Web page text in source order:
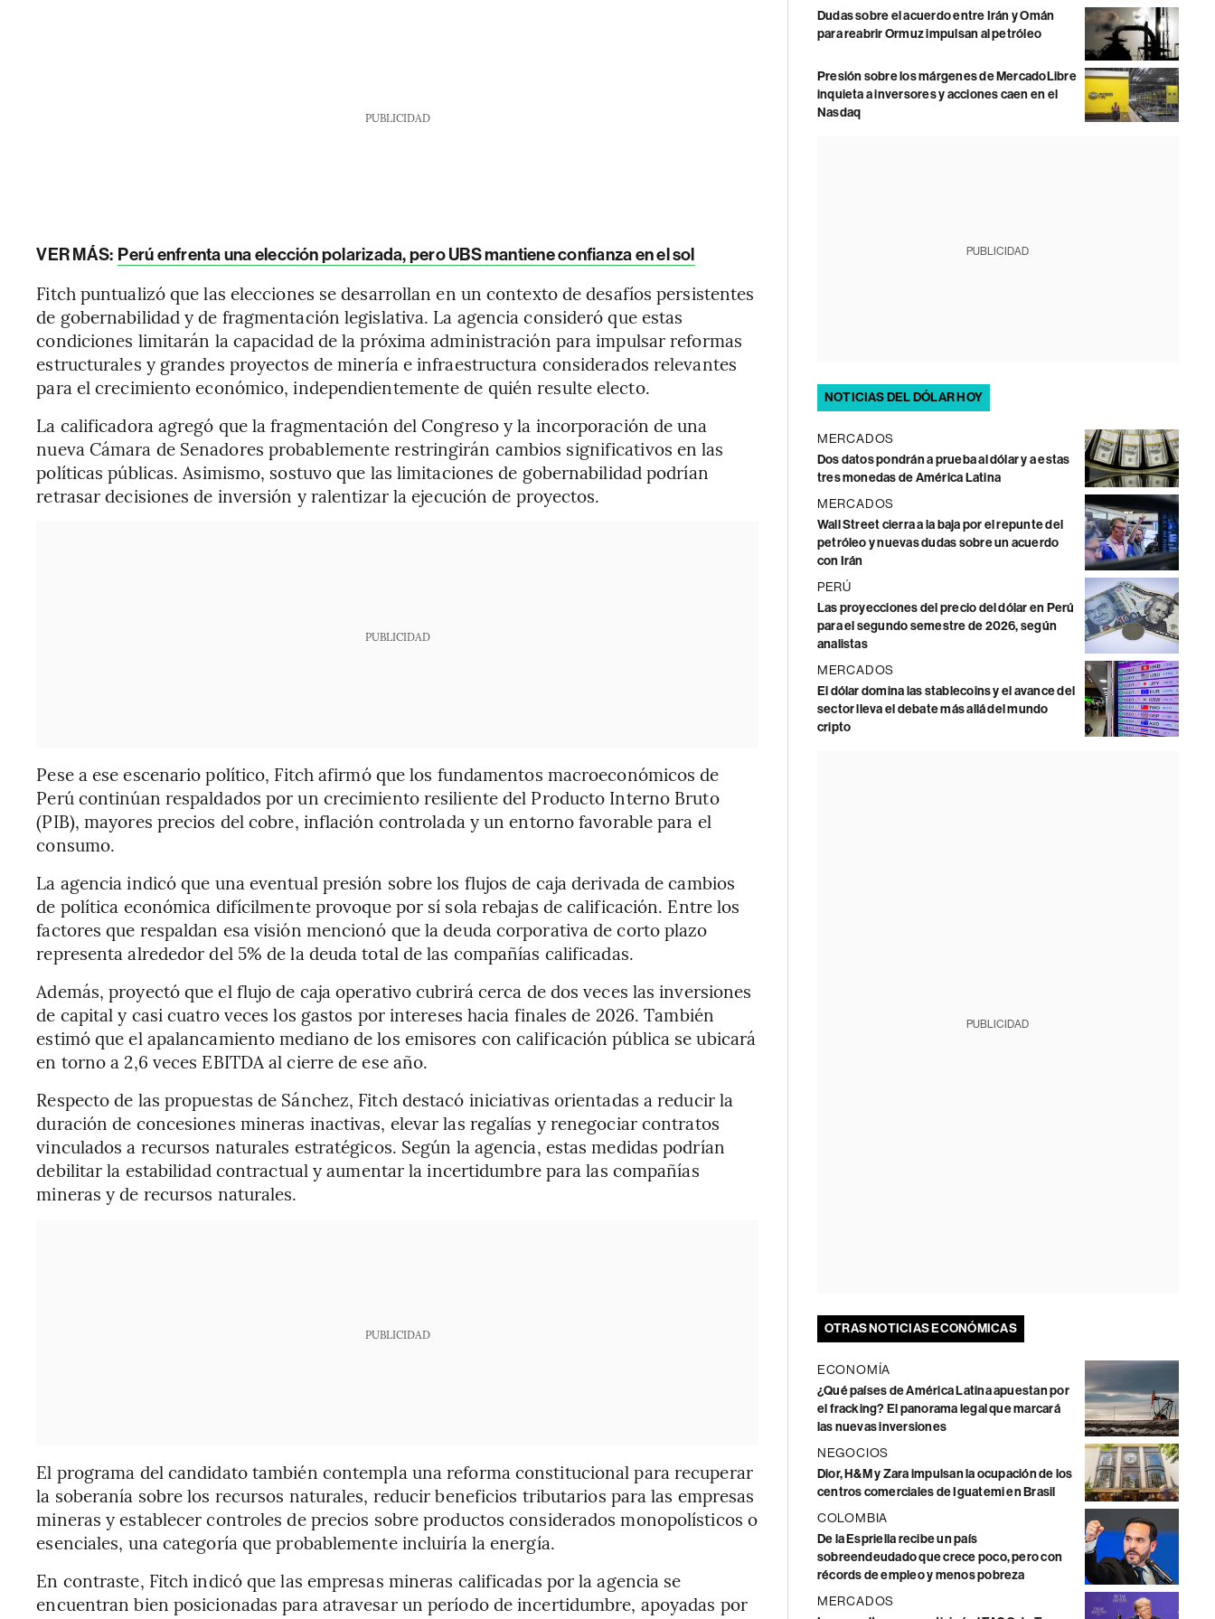
PUBLICIDAD
VER MÁS: Perú enfrenta una elección polarizada, pero UBS mantiene confianza en el sol
Fitch puntualizó que las elecciones se desarrollan en un contexto de desafíos persistentes
de gobernabilidad y de fragmentación legislativa. La agencia consideró que estas
condiciones limitarán la capacidad de la próxima administración para impulsar reformas
estructurales y grandes proyectos de minería e infraestructura considerados relevantes
para el crecimiento económico, independientemente de quién resulte electo.
La calificadora agregó que la fragmentación del Congreso y la incorporación de una
nueva Cámara de Senadores probablemente restringirán cambios significativos en las
políticas públicas. Asimismo, sostuvo que las limitaciones de gobernabilidad podrían
retrasar decisiones de inversión y ralentizar la ejecución de proyectos.
PUBLICIDAD
Pese a ese escenario político, Fitch afirmó que los fundamentos macroeconómicos de
Perú continúan respaldados por un crecimiento resiliente del Producto Interno Bruto
(PIB), mayores precios del cobre, inflación controlada y un entorno favorable para el
consumo.
La agencia indicó que una eventual presión sobre los flujos de caja derivada de cambios
de política económica difícilmente provoque por sí sola rebajas de calificación. Entre los
factores que respaldan esa visión mencionó que la deuda corporativa de corto plazo
representa alrededor del 5% de la deuda total de las compañías calificadas.
Además, proyectó que el flujo de caja operativo cubrirá cerca de dos veces las inversiones
de capital y casi cuatro veces los gastos por intereses hacia finales de 2026. También
estimó que el apalancamiento mediano de los emisores con calificación pública se ubicará
en torno a 2,6 veces EBITDA al cierre de ese año.
Respecto de las propuestas de Sánchez, Fitch destacó iniciativas orientadas a reducir la
duración de concesiones mineras inactivas, elevar las regalías y renegociar contratos
vinculados a recursos naturales estratégicos. Según la agencia, estas medidas podrían
debilitar la estabilidad contractual y aumentar la incertidumbre para las compañías
mineras y de recursos naturales.
PUBLICIDAD
El programa del candidato también contempla una reforma constitucional para recuperar
la soberanía sobre los recursos naturales, reducir beneficios tributarios para las empresas
mineras y establecer controles de precios sobre productos considerados monopolísticos o
esenciales, una categoría que probablemente incluiría la energía.
En contraste, Fitch indicó que las empresas mineras calificadas por la agencia se
encuentran bien posicionadas para atravesar un período de incertidumbre, apoyadas por
Dudas sobre el acuerdo entre Irán y Omán
para reabrir Ormuz impulsan al petróleo
Presión sobre los márgenes de MercadoLibre
inquieta a inversores y acciones caen en el
Nasdaq
PUBLICIDAD
NOTICIAS DEL DÓLAR HOY
MERCADOS
Dos datos pondrán a prueba al dólar y a estas
tres monedas de América Latina
MERCADOS
Wall Street cierra a la baja por el repunte del
petróleo y nuevas dudas sobre un acuerdo
con Irán
PERÚ
Las proyecciones del precio del dólar en Perú
para el segundo semestre de 2026, según
analistas
MERCADOS
El dólar domina las stablecoins y el avance del
sector lleva el debate más allá del mundo
cripto
PUBLICIDAD
OTRAS NOTICIAS ECONÓMICAS
ECONOMÍA
¿Qué países de América Latina apuestan por
el fracking? El panorama legal que marcará
las nuevas inversiones
NEGOCIOS
Dior, H&M y Zara impulsan la ocupación de los
centros comerciales de Iguatemi en Brasil
COLOMBIA
De la Espriella recibe un país
sobreendeudado que crece poco, pero con
récords de empleo y menos pobreza
MERCADOS